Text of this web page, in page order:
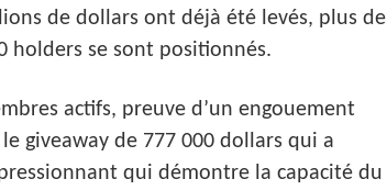
de dollars ont déjà été levés, plus de
holders se sont positionnés.
actifs, preuve d’un engouement
giveaway de 777 000 dollars qui a
qui démontre la capacité du